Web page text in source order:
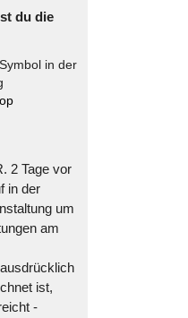
du die
in der
2 Tage vor
in der
um
am
ist,
-